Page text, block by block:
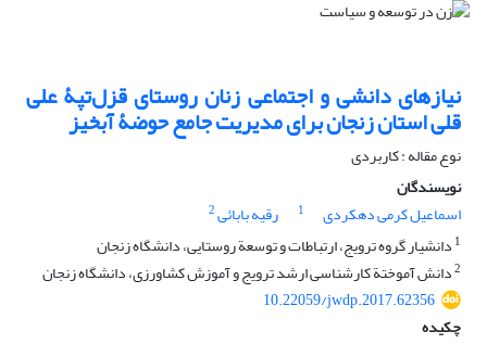
نیازهای دانشی و اجتماعی زنان روستای قزل‌تپۀ علی
‏قلی استان زنجان برای مدیریت جامع حوضۀ آبخیز
نوع مقاله : کاربردی
نویسندگان
اسماعیل کرمی دهکردی
1 رقیه بابائی2
1 دانشیار گروه ترویج، ارتباطات و توسعة روستایی، دانشگاه زنجان
2دانش آموختة کارشناسی ارشد ترویج و آموزش کشاورزی، دانشگاه زنجان
10.22059/jwdp.2017.62356
چکیده